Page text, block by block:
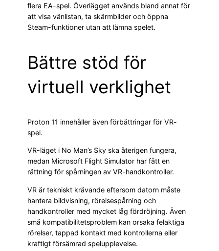
flera EA-spel. Överlägget används bland annat för
att visa vänlistan, ta skärmbilder och öppna
Steam-funktioner utan att lämna spelet.
Bättre stöd för
virtuell verklighet
Proton 11 innehåller även förbättringar för VR-
spel.
VR-läget i No Man’s Sky ska återigen fungera,
medan Microsoft Flight Simulator har fått en
rättning för spårningen av VR-handkontroller.
VR är tekniskt krävande eftersom datorn måste
hantera bildvisning, rörelsespårning och
handkontroller med mycket låg fördröjning. Även
små kompatibilitetsproblem kan orsaka felaktiga
rörelser, tappad kontakt med kontrollerna eller
kraftigt försämrad spelupplevelse.